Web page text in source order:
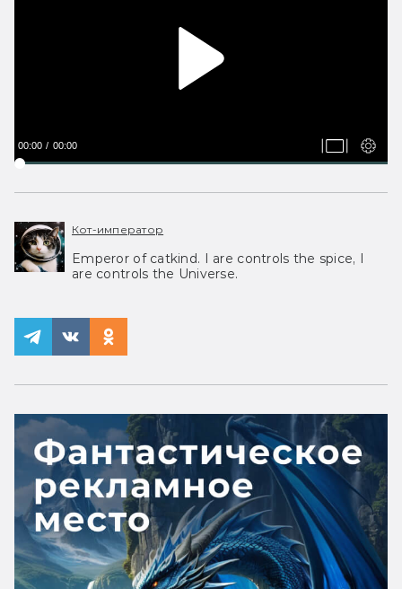
00:00 00:00
Кот-император
Emperor of catkind. I are controls the spice, I
are controls the Universe.